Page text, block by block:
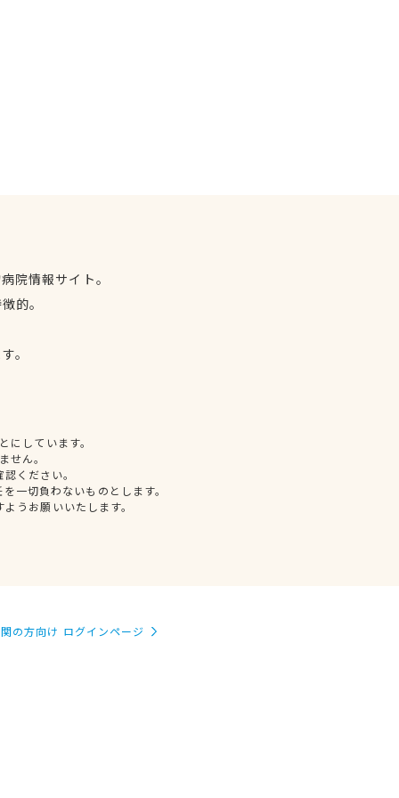
院情報サイト。
的。
。
しています。
せん。
ください。
一切負わないものとします。
うお願いいたします。
の方向け ログインページ